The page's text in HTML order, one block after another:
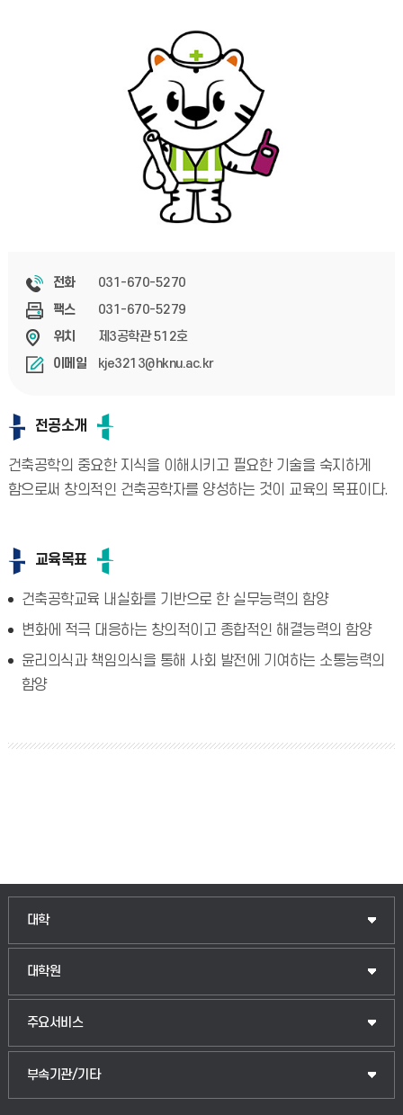
전화
031-670-5270
팩스
031-670-5279
위치
제3공학관 512호
이메일
kje3213@hknu.ac.kr
전공소개
건축공학의 중요한 지식을 이해시키고 필요한 기술을 숙지하게
함으로써 창의적인 건축공학자를 양성하는 것이 교육의 목표이다.
교육목표
건축공학교육 내실화를 기반으로 한 실무능력의 함양
변화에 적극 대응하는 창의적이고 종합적인 해결능력의 함양
윤리의식과 책임의식을 통해 사회 발전에 기여하는 소통능력의
함양
대학
대학원
주요서비스
부속기관/기타